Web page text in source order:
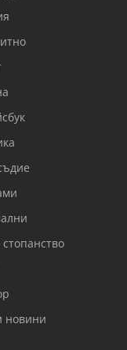
стопанство
новини